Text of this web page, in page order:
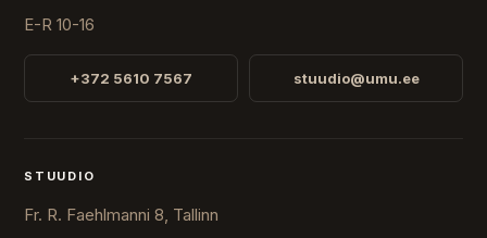
E-R 10-16
+372 5610 7567 stuudio@umu.ee
STUUDIO
Fr. R. Faehlmanni 8, Tallinn